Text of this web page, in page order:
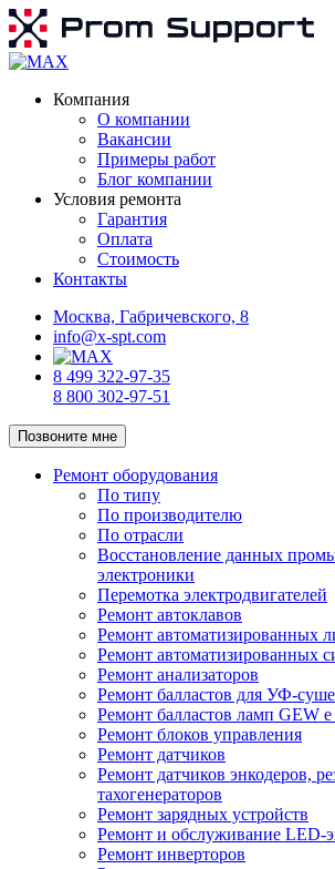
Компания
О компании
Вакансии
Примеры работ
Блог компании
Условия ремонта
Гарантия
Оплата
Стоимость
Контакты
Москва, Габричевского, 8
info@x-spt.com
8 499 322-97-35
8 800 302-97-51
Позвоните мне
Ремонт оборудования
По типу
По производителю
По отрасли
Восстановление данных
электроники
Перемотка электродвигателей
Ремонт автоклавов
Ремонт автоматизированных
Ремонт автоматизированных
Ремонт анализаторов
Ремонт балластов для УФ-
Ремонт балластов ламп GEW
Ремонт блоков управления
Ремонт датчиков
Ремонт датчиков энкодеров,
тахогенераторов
Ремонт зарядных устройств
Ремонт и обслуживание LED-
Ремонт инверторов